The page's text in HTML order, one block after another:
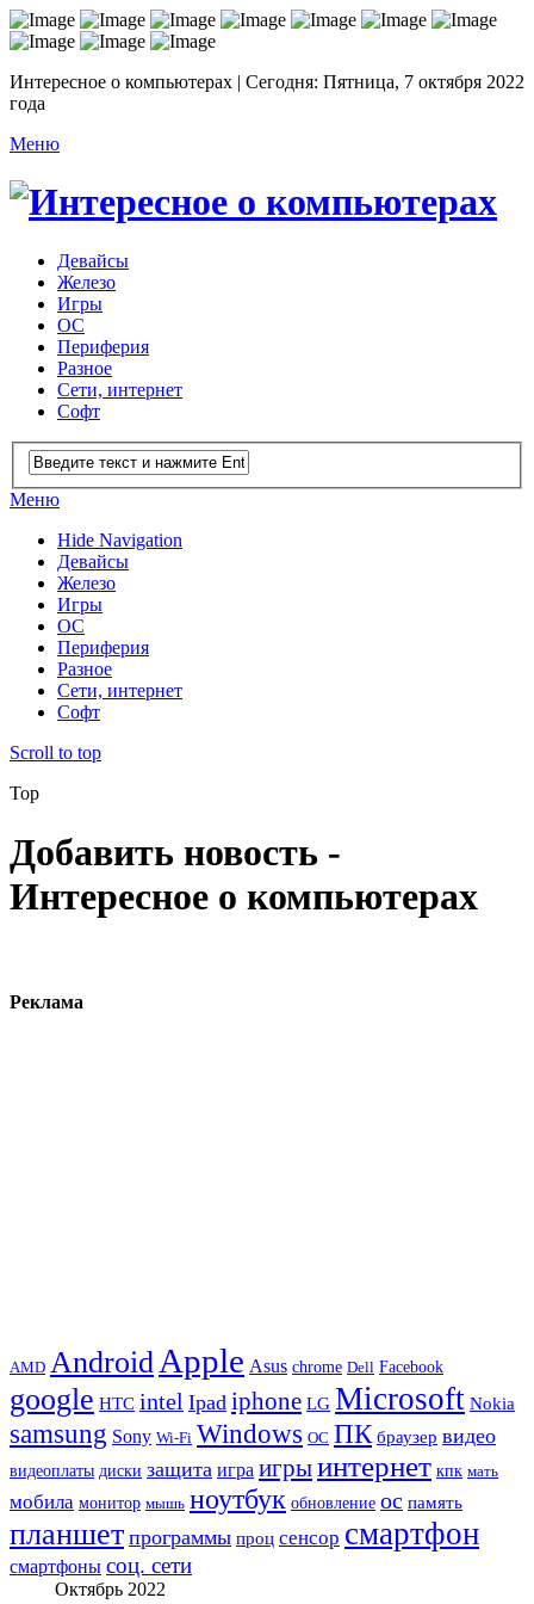
Интересное о компьютерах | Сегодня: Пятница, 7 октября 2022
года
Меню
Девайсы
Железо
Игры
ОС
Периферия
Разное
Сети, интернет
Софт
Меню
Hide Navigation
Девайсы
Железо
Игры
ОС
Периферия
Разное
Сети, интернет
Софт
Scroll to top
Top
Добавить новость -
Интересное о компьютерах
Реклама
AMD Android Apple Asus chrome Dell Facebook
google HTC intel Ipad iphone LG Microsoft Nokia
samsung Sony Wi-Fi Windows ОС ПК браузер видео
видеоплаты диски защита игра игрыинтернет кпк мать
мобила монитор мышь ноутбук обновление ос память
планшет программы проц сенсор смартфон
смартфоны соц. сети
Октябрь 2022